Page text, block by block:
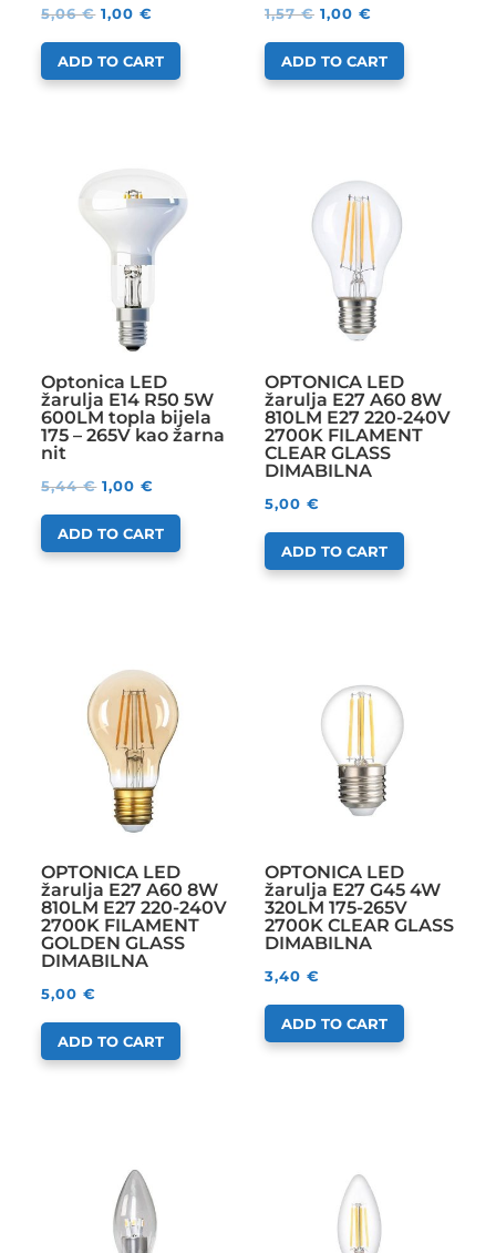
5,06€ 1,00€
ADD TO CART
1,57€ 1,00 €
ADD TO CART
Optonica LED
žarulja E14 R50 5W
600LM topla bijela
175 – 265V kao žarna
nit
5,44€ 1,00€
ADD TO CART
OPTONICA LED
žarulja E27 A60 8W
810LM E27 220-240V
2700K FILAMENT
CLEAR GLASS
DIMABILNA
5,00 €
ADD TO CART
OPTONICA LED
žarulja E27 A60 8W
810LM E27 220-240V
2700K FILAMENT
GOLDEN GLASS
DIMABILNA
5,00€
ADD TO CART
OPTONICA LED
žarulja E27 G45 4W
320LM 175-265V
2700K CLEAR GLASS
DIMABILNA
3,40 €
ADD TO CART